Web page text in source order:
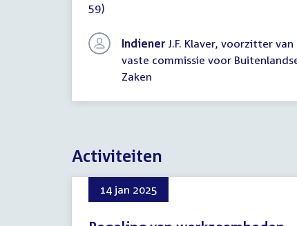
59)
Indiener J.F. Klaver, voorzitter van
vaste commissie voor
Zaken
Activiteiten
14 jan 2025